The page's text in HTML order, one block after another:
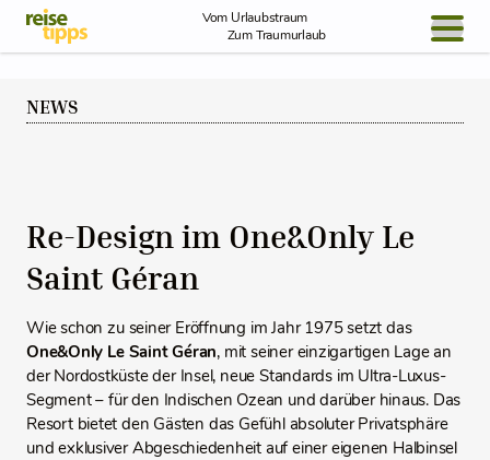
Skip to Content
Vom Urlaubstraum
Zum Traumurlaub
NEWS
Re-Design im One&Only Le
Saint Géran
Wie schon zu seiner Eröffnung im Jahr 1975 setzt das
One&Only Le Saint Géran, mit seiner einzigartigen Lage an
der Nordostküste der Insel, neue Standards im Ultra-Luxus-
Segment – für den Indischen Ozean und darüber hinaus. Das
Resort bietet den Gästen das Gefühl absoluter Privatsphäre
und exklusiver Abgeschiedenheit auf einer eigenen Halbinsel